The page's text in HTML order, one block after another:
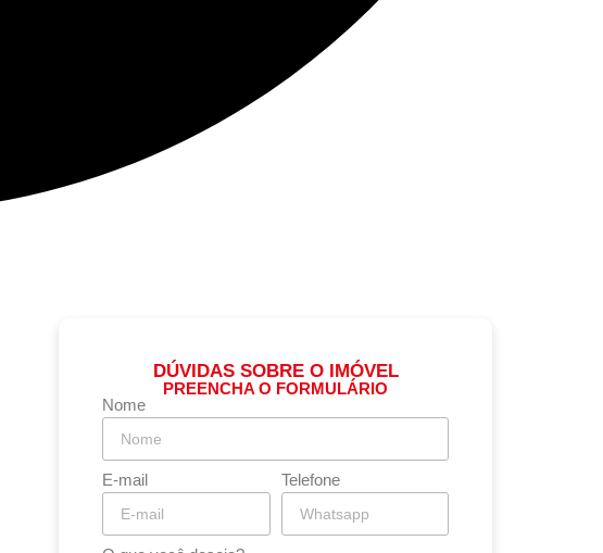
DÚVIDAS SOBRE O IMÓVEL
PREENCHA O FORMULÁRIO
Nome
E-mail Telefone